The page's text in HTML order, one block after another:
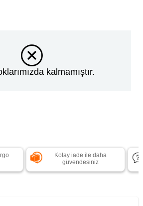
kalmamıştır.
Kolay iade ile daha
güvendesiniz